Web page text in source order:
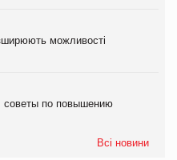
можливості
по повышению
Всі новини